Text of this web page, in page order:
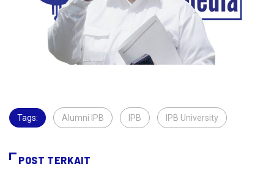
Tags: Alumni IPB IPB IPB University
POST TERKAIT